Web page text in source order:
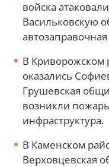
войска
Васильковскую
В Криворожском
оказались
Грушевская
возникли
инфраструктура.
В Каменском
Верховцевская